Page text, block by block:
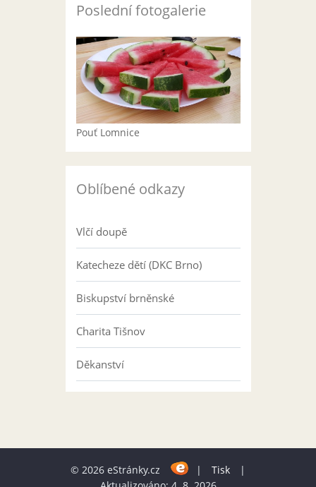
Poslední fotogalerie
Pouť Lomnice
Oblíbené odkazy
Vlčí doupě
Katecheze dětí (DKC Brno)
Biskupství brněnské
Charita Tišnov
Děkanství
© 2026 eStránky.cz | Tisk
|